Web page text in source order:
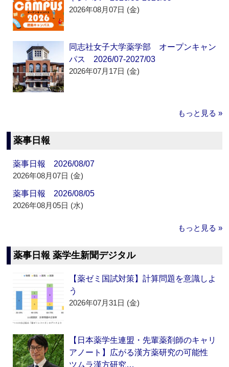
2026年08月07日 (金)
同志社女子大学薬学部 オープンキャン
パス 2026/07-2027/03
2026年07月17日 (金)
もっと見る »
薬事日報
薬事日報 2026/08/07
2026年08月07日 (金)
薬事日報 2026/08/05
2026年08月05日 (水)
もっと見る »
薬事日報 薬学生新聞デジタル
【薬ゼミ国試対策】計算問題を意識しよ
う
2026年07月31日 (金)
【日本薬学生連盟・先輩薬剤師のキャリ
アノート】広がる漢方薬研究の可能性
ツムラ漢方研究…